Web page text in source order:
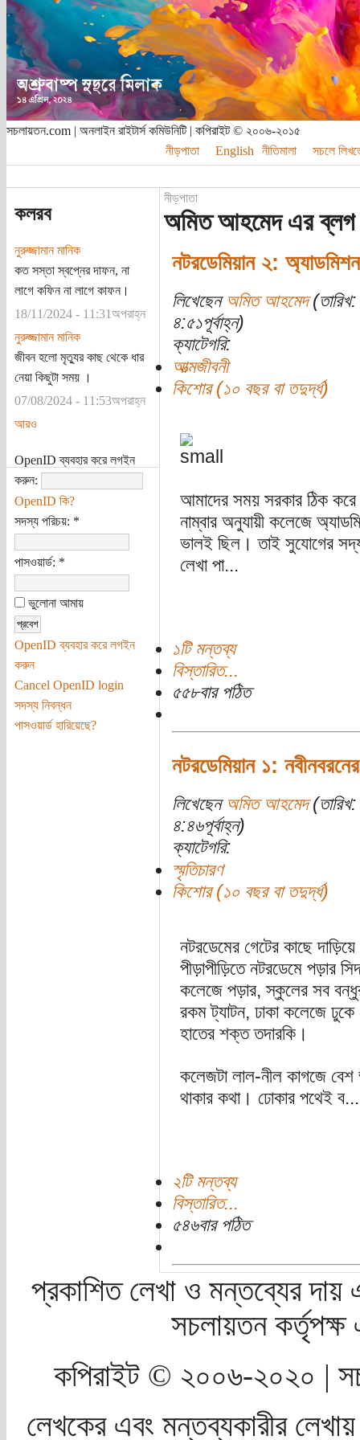
সচলায়তন.com | অনলাইন রাইটার্স কমিউনিটি | কপিরাইট © ২০০৬-২০১৫
নীড়পাতা
English নীতিমালা সচলে
কলরব
নুরুজ্জামান মানিক
কত সস্তা স্বপ্নের দাফন, না
লাগে কফিন না লাগে কাফন।
18/11/2024 - 11:31অপরাহ্ন
নুরুজ্জামান মানিক
জীবন হলো মৃত্যুর কাছ থেকে ধার
নেয়া কিছুটা সময় ।
07/08/2024 - 11:53অপরাহ্ন
আরও
OpenID ব্যবহার করে লগইন
করুন:
OpenID কি?
সদস্য পরিচয়: *
পাসওয়ার্ড: *
ভুলোনা আমায়
OpenID ব্যবহার করে লগইন
করুন
Cancel OpenID login
সদস্য নিবন্ধন
পাসওয়ার্ড হারিয়েছে?
নীড়পাতা
অমিত আহমেদ এর ব্লগ
নটরডেমিয়ান ২:
লিখেছেন অমিত আহমেদ
৪:৫১পূর্বাহ্ন)
ক্যাটেগরি:
আত্মজীবনী
কিশোর (১০ বছর বা তদুর্দ্ধ)
আমাদের সময় সরকার ঠিক করে
নাম্বার অনুযায়ী কলেজে
ভালই ছিল। তাই সুযোগের
লেখা পা...
১টি মন্তব্য
বিস্তারিত...
৫৫৮বার পঠিত
নটরডেমিয়ান ১:
লিখেছেন অমিত আহমেদ
৪:৪৬পূর্বাহ্ন)
ক্যাটেগরি:
স্মৃতিচারণ
কিশোর (১০ বছর বা তদুর্দ্ধ)
নটরডেমের গেটের কাছে
পীড়াপীড়িতে নটরডেমে পড়ার
কলেজে পড়ার, স্কুলের সব
রকম ট্যাটন, ঢাকা কলেজে
হাতের শক্ত তদারকি।
কলেজটা লাল-নীল কাগজে
থাকার কথা। ঢোকার পথেই ব...
২টি মন্তব্য
বিস্তারিত...
৫৪৬বার পঠিত
প্রকাশিত লেখা ও মন্তব্যের দায়
সচলায়তন
কপিরাইট © ২০০৬-২০২০ |
লেখকের এবং মন্তব্যকারীর